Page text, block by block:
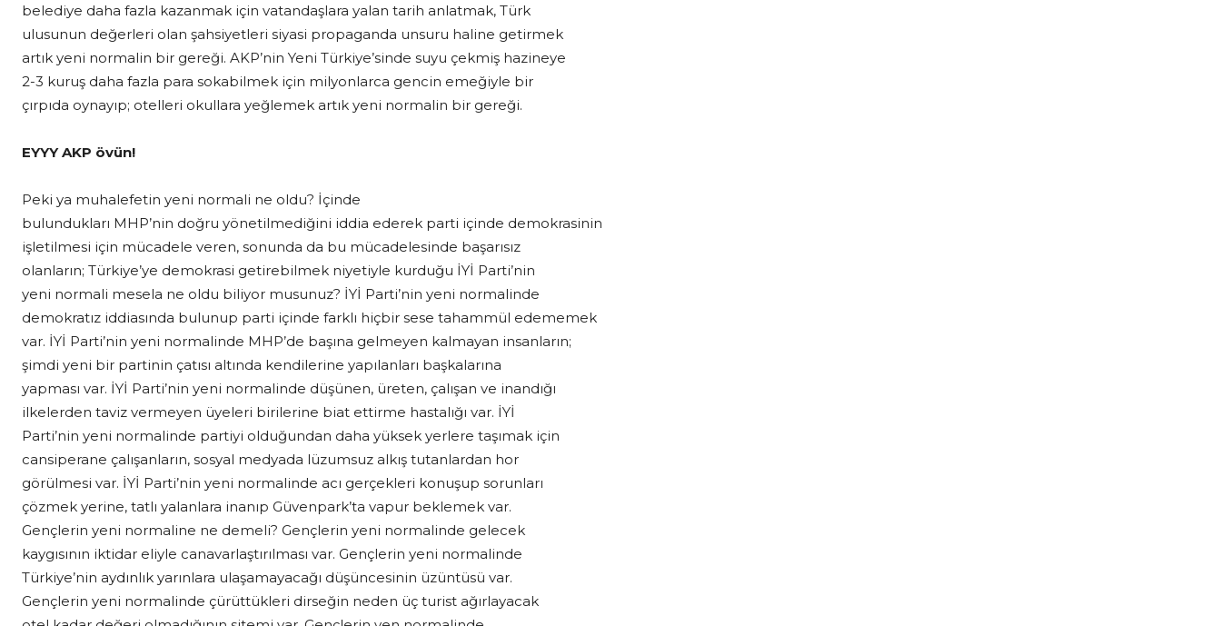
belediye daha fazla kazanmak için vatandaşlara yalan tarih anlatmak, Türk
ulusunun değerleri olan şahsiyetleri siyasi propaganda unsuru haline getirmek
artık yeni normalin bir gereği. AKP’nin Yeni Türkiye’sinde suyu çekmiş hazineye
2-3 kuruş daha fazla para sokabilmek için milyonlarca gencin emeğiyle bir
çırpıda oynayıp; otelleri okullara yeğlemek artık yeni normalin bir gereği.
EYYY AKP övün!
Peki ya muhalefetin yeni normali ne oldu? İçinde
bulundukları MHP’nin doğru yönetilmediğini iddia ederek parti içinde demokrasinin
işletilmesi için mücadele veren, sonunda da bu mücadelesinde başarısız
olanların; Türkiye’ye demokrasi getirebilmek niyetiyle kurduğu İYİ Parti’nin
yeni normali mesela ne oldu biliyor musunuz? İYİ Parti’nin yeni normalinde
demokratız iddiasında bulunup parti içinde farklı hiçbir sese tahammül edememek
var. İYİ Parti’nin yeni normalinde MHP’de başına gelmeyen kalmayan insanların;
şimdi yeni bir partinin çatısı altında kendilerine yapılanları başkalarına
yapması var. İYİ Parti’nin yeni normalinde düşünen, üreten, çalışan ve inandığı
ilkelerden taviz vermeyen üyeleri birilerine biat ettirme hastalığı var. İYİ
Parti’nin yeni normalinde partiyi olduğundan daha yüksek yerlere taşımak için
cansiperane çalışanların, sosyal medyada lüzumsuz alkış tutanlardan hor
görülmesi var. İYİ Parti’nin yeni normalinde acı gerçekleri konuşup sorunları
çözmek yerine, tatlı yalanlara inanıp Güvenpark’ta vapur beklemek var.
Gençlerin yeni normaline ne demeli? Gençlerin yeni normalinde gelecek
kaygısının iktidar eliyle canavarlaştırılması var. Gençlerin yeni normalinde
Türkiye’nin aydınlık yarınlara ulaşamayacağı düşüncesinin üzüntüsü var.
Gençlerin yeni normalinde çürüttükleri dirseğin neden üç turist ağırlayacak